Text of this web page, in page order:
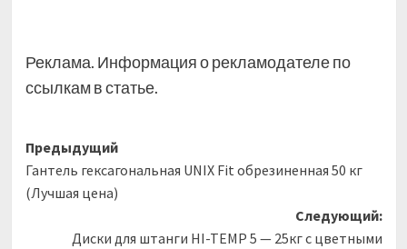
Реклама. Информация о рекламодателе по
ссылкам в статье.
Навигация
записи
Предыдущий
Гантель гексагональная UNIX Fit обрезиненная 50 кг
(Лучшая цена)
Следующий:
Диски для штанги HI-TEMP 5 — 25кг с цветными